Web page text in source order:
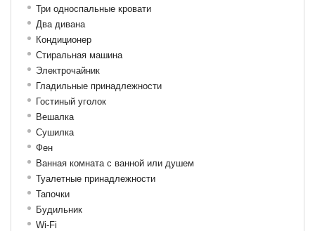
Три односпальные кровати
Два дивана
Кондиционер
Стиральная машина
Электрочайник
Гладильные принадлежности
Гостиный уголок
Вешалка
Сушилка
Фен
Ванная комната с ванной или душем
Туалетные принадлежности
Тапочки
Будильник
Wi-Fi